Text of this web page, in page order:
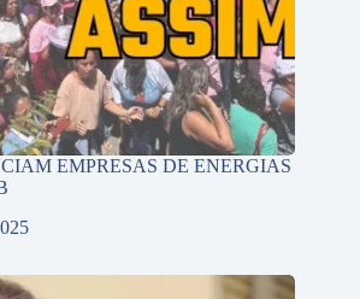
EMPRESAS DE ENERGIAS